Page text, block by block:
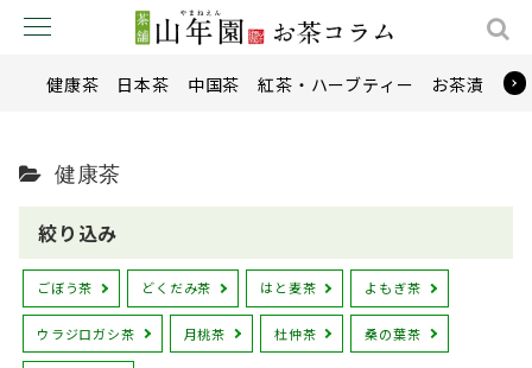
健康茶 日本茶 中国茶 紅茶・ハーブティー お茶漬け
健康茶
絞り込み
ごぼう茶 どくだみ茶 はと麦茶 よもぎ茶
ウラジロガシ茶 月桃茶 杜仲茶 桑の葉茶